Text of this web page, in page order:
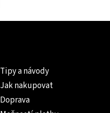
Tipy a návody
Jak nakupovat
Doprava